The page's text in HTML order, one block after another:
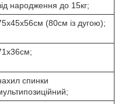
народження до 15кг;
(80см із дугою);
спинки